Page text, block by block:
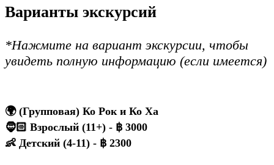
Варианты экскурсий
*Нажмите на вариант экскурсии, чтобы
увидеть полную информацию (если имеется)
🌍 (Групповая) Ко Рок и Ко Ха
🧔🏻 Взрослый (11+) - ฿ 3000
👶 Детский (4-11) - ฿ 2300